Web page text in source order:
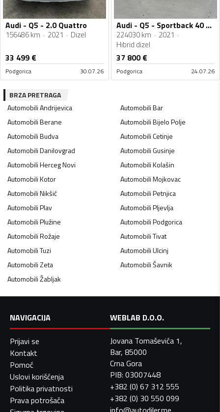
Audi - Q5 - 2.0 Quattro
156486 km 2021 Dizel
33 499 €
Podgorica 30.07.26
Audi - Q5 - Sportback 40 tdi
224030 km
2021
Hibrid dizel
37 800€
Podgorica 24.07.26
BRZA PRETRAGA
AutomobiliAndrijevica AutomobiliBar
AutomobiliBerane AutomobiliBijelo Polje
AutomobiliBudva AutomobiliCetinje
AutomobiliDanilovgrad AutomobiliGusinje
AutomobiliHerceg Novi AutomobiliKolašin
AutomobiliKotor AutomobiliMojkovac
AutomobiliNikšić AutomobiliPetnjica
AutomobiliPlav AutomobiliPljevlja
AutomobiliPlužine AutomobiliPodgorica
AutomobiliRožaje AutomobiliTivat
AutomobiliTuzi AutomobiliUlcinj
AutomobiliZeta AutomobiliŠavnik
AutomobiliŽabljak
NAVIGACIJA
Prijavi se
Kontakt
Pomoć
Uslovi korišćenja
Politika privatnosti
Prava potrošača
WEBLAB D.O.O.
Jovana Tomaševića 1,
Bar, 85000
Crna Gora
PIB: 03007448
+382 (0) 67 312 555
+382 (0) 30 550 099